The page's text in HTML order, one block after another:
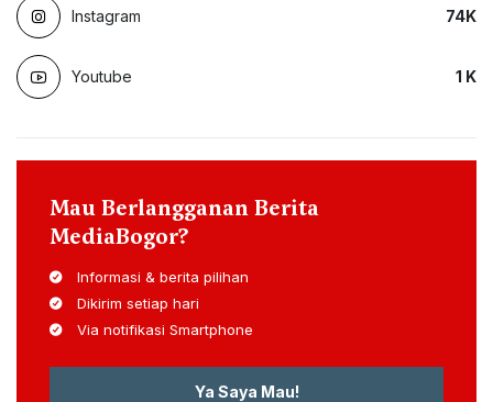
Instagram 74K
Youtube 1 K
Mau Berlangganan Berita
MediaBogor?
Informasi & berita pilihan
Dikirim setiap hari
Via notifikasi Smartphone
Ya Saya Mau!